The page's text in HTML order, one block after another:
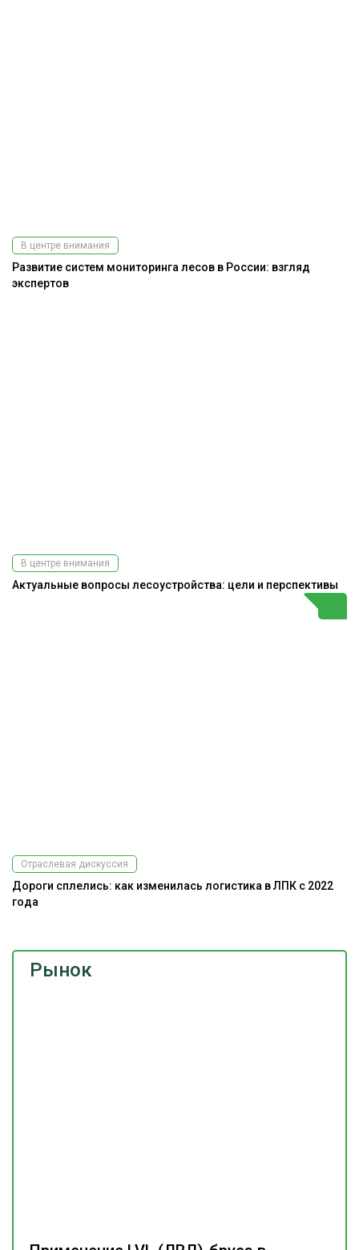
Рынок
В центре внимания
Развитие систем мониторинга лесов в России: взгляд
экспертов
В центре внимания
Актуальные вопросы лесоустройства: цели и перспективы
Отраслевая дискуссия
Дороги сплелись: как изменилась логистика в ЛПК с 2022
года